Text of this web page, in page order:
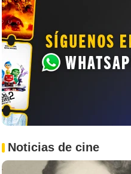
Noticias de cine